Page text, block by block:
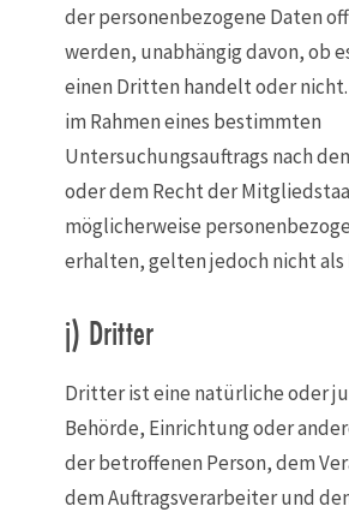
der personenbezogene Daten
werden, unabhängig davon, ob
einen Dritten handelt oder
im Rahmen eines bestimmten
Untersuchungsauftrags nach
oder dem Recht der
möglicherweise
erhalten, gelten jedoch nicht als
j) Dritter
Dritter ist eine natürliche oder
Behörde, Einrichtung oder
der betroffenen Person, dem
dem Auftragsverarbeiter und